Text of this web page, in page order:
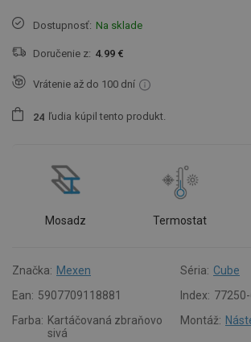
Dostupnosť: Na sklade
Doručenie z: 4.99 €
Vrátenie až do 100 dní
24 ľudia kúpil tento produkt.
Mosadz Termostat
Značka: Mexen Séria: Cube
Ean: 5907709118881 Index:
Farba: Kartáčovaná zbraňovo
sivá
Montáž: